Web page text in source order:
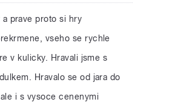
prave proto si hry
vseho se rychle
v kulicky. Hravali jsme s
Hravalo se od jara do
i s vysoce cenenymi